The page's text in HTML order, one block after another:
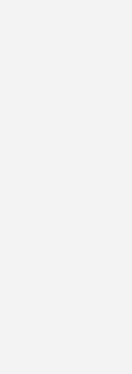
der Solaranlage
Der Einfluss
anderem von der
in der Schweiz
und danach
ohnehin nicht sehr
haben wir
Mortkasee
ergeben, dass
Insgesamt haben die
waren invasive
Selten waren